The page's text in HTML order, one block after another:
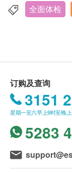
总胆固醇
高密度胆固
空腹血糖
肝功能
白蛋白
总胆红素
碱性磷酸酶
HK$
包括：癌抗原
状细胞癌抗原
HK$4,325.0
乙型肝炎DNA
程度和传染性
HK$1,100.0
年龄
身体检查计
客户必须于有
结前至少一个
款。
领取身体检查
本院的检查服
般情况下，本
香港九龙亚皆老
全面体检
订购及查询
3151
星期一至六早上9时至晚
5283